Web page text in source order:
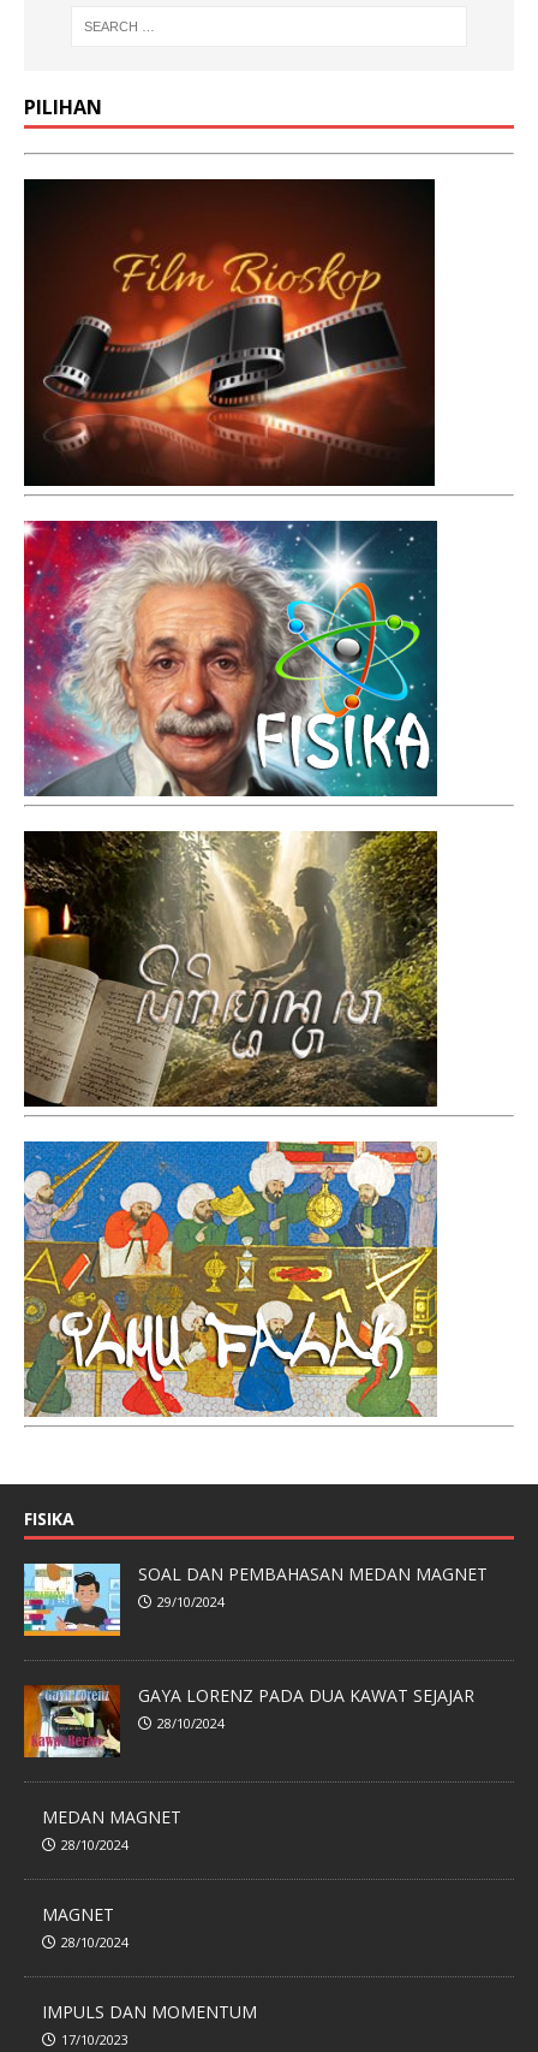
PILIHAN
FISIKA
SOAL DAN PEMBAHASAN MEDAN MAGNET
29/10/2024
GAYA LORENZ PADA DUA KAWAT SEJAJAR
28/10/2024
MEDAN MAGNET
28/10/2024
MAGNET
28/10/2024
IMPULS DAN MOMENTUM
17/10/2023